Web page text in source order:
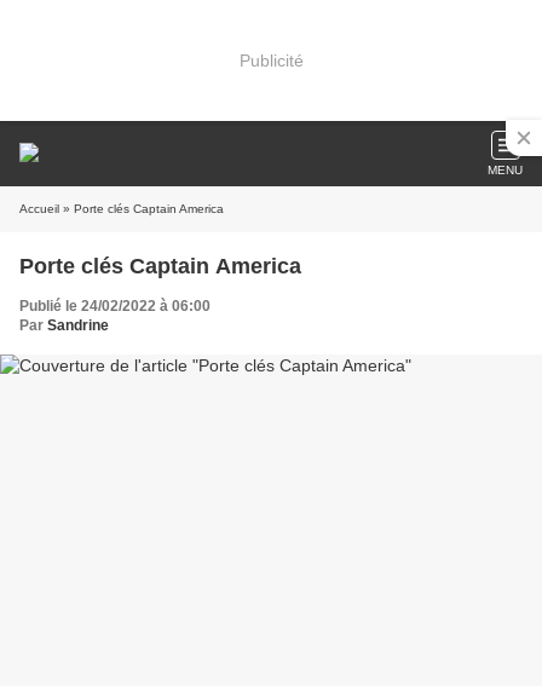
Publicité
MENU
Accueil » Porte clés Captain America
Porte clés Captain America
Publié le 24/02/2022 à 06:00
Par Sandrine